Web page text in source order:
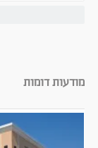
מודעות דומות